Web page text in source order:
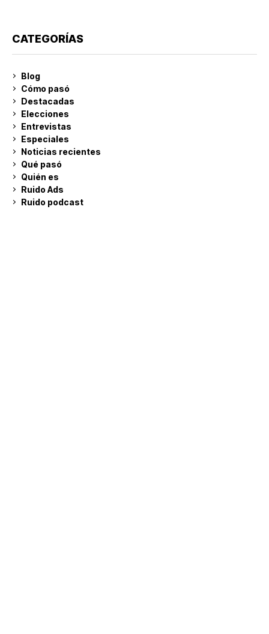
CATEGORÍAS
Blog
Cómo pasó
Destacadas
Elecciones
Entrevistas
Especiales
Noticias recientes
Qué pasó
Quién es
Ruido Ads
Ruido podcast